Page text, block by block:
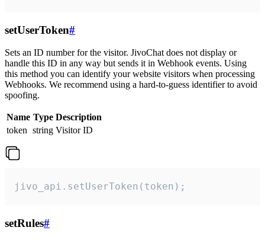
setUserToken#
Sets an ID number for the visitor. JivoChat does not display or
handle this ID in any way but sends it in Webhook events. Using
this method you can identify your website visitors when processing
Webhooks. We recommend using a hard-to-guess identifier to avoid
spoofing.
Name Type Description
token string Visitor ID
jivo_api.setUserToken(token);
setRules#